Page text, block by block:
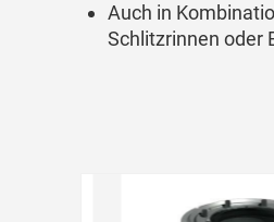
Auch in
Schlitzrinnen oder